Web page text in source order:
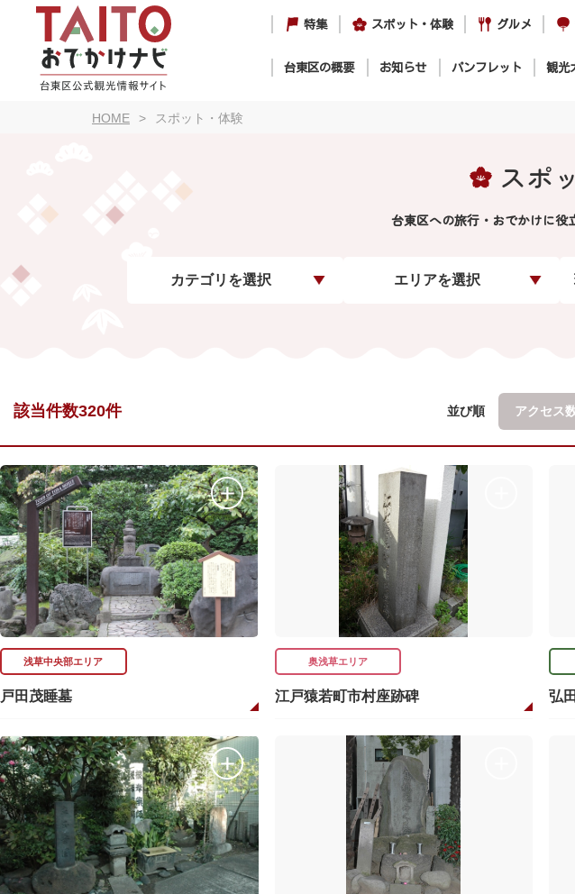
特集 スポット・体験 グルメ
台東区の概要 お知らせ パンフレット 観光
HOME スポット・体験
スポ
台東区への旅行・おでかけに役
カテゴリを選択 エリアを選択
該当件数320件 並び順 アクセス
浅草中央部エリア
戸田茂睡墓
奥浅草エリア
江戸猿若町市村座跡碑 弘